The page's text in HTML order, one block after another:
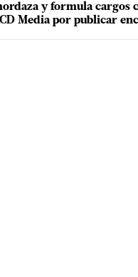
y formula cargos
Media por publicar